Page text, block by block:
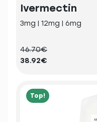
Ivermectin
3mg | 12mg | 6mg
46.70€
38.92€
Top!